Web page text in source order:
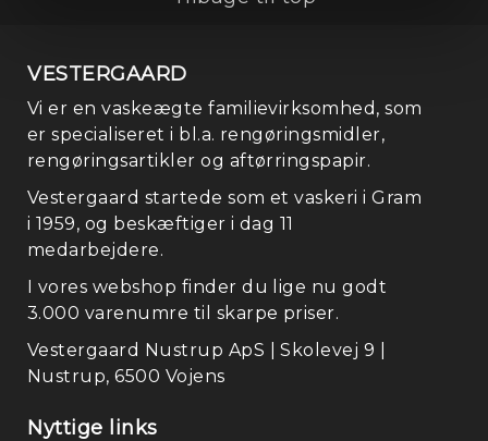
VESTERGAARD
Vi er en vaskeægte familievirksomhed, som
er specialiseret i bl.a. rengøringsmidler,
rengøringsartikler og aftørringspapir.
Vestergaard startede som et vaskeri i Gram
i 1959, og beskæftiger i dag 11
medarbejdere.
I vores webshop finder du lige nu godt
3.000 varenumre til skarpe priser.
Vestergaard Nustrup ApS | Skolevej 9 |
Nustrup, 6500 Vojens
Nyttige links